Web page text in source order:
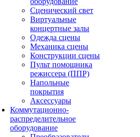
Сценический свет
Виртуальные
концертные залы
Одежда сцены
Механика сцены
Конструкции сцены
Пульт помощника
режиссера (ППР)
Напольные
покрытия
Аксессуары
Коммутационно-
распределительное
оборудование